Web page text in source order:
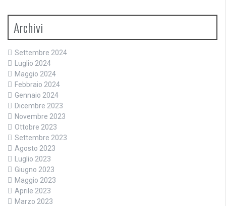
Archivi
Settembre 2024
Luglio 2024
Maggio 2024
Febbraio 2024
Gennaio 2024
Dicembre 2023
Novembre 2023
Ottobre 2023
Settembre 2023
Agosto 2023
Luglio 2023
Giugno 2023
Maggio 2023
Aprile 2023
Marzo 2023